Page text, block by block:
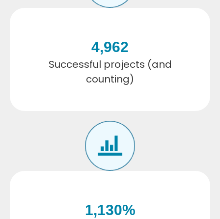
Successful projects (and
counting)
4,962
1,130%